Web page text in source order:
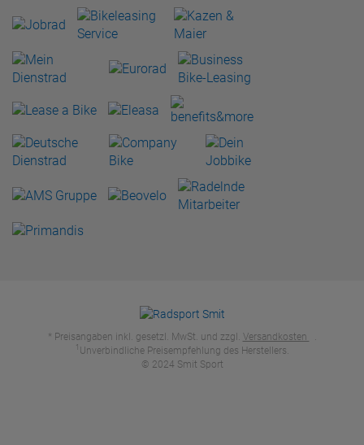
* Preisangaben inkl. gesetzl. MwSt. und zzgl. Versandkosten .
1 Unverbindliche Preisempfehlung des Herstellers.
© 2024 Smit Sport